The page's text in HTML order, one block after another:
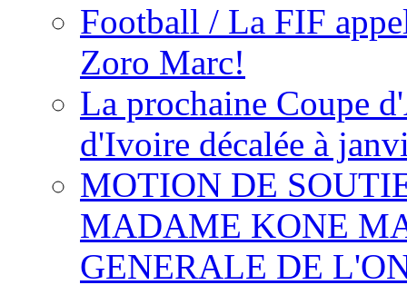
Football / La FIF
Zoro Marc!
La prochaine Coupe
d'Ivoire décalée à
MOTION DE
MADAME KONE
GENERALE DE